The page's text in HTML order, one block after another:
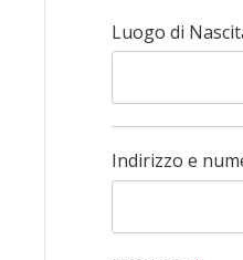
Luogo di
Indirizzo e